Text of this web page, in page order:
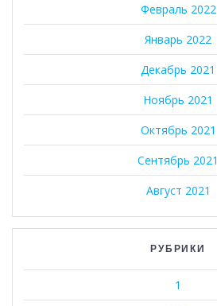
Февраль 2022
Январь 2022
Декабрь 2021
Ноябрь 2021
Октябрь 2021
Сентябрь 2021
Август 2021
РУБРИКИ
1